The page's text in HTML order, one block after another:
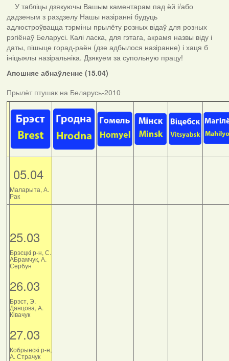
У табліцы дзякуючы Вашым каментарам пад ёй і/або
дадзеным з раздзелу Нашы назіранні будуць
адлюстроўвацца тэрміны прылёту розных відаў для розных
рэгіёнаў Беларусі. Калі ласка, для гэтага, акрамя назвы віду і
даты, пішыце горад-раён (дзе адбылося назіранне) і хаця б
ініцыялы назіральніка. Дзякуем за супольную працу!
Апошняе абнаўленне (15.04)
Прылёт птушак на Беларусь-2010
05.04
Маларыта, А.
Рак
25.03
Брэсцкі р-н, С.
АБрамчук, А.
Сербун
26.03
Брэст, Э.
Данцова, А.
Ківачук
27.03
Кобрынскі р-н,
А. Страчук